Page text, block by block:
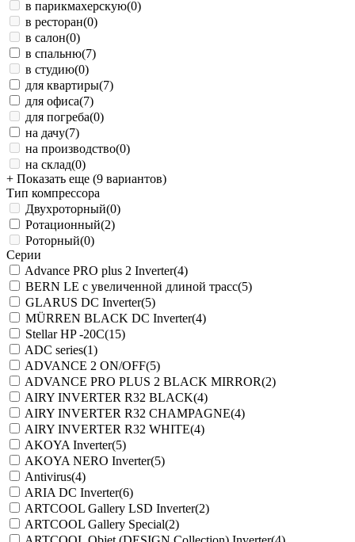
в парикмахерскую(0)
в ресторан(0)
в салон(0)
в спальню(7)
в студию(0)
для квартиры(7)
для офиса(7)
для погреба(0)
на дачу(7)
на производство(0)
на склад(0)
+ Показать еще (9 вариантов)
Тип компрессора
Двухроторный(0)
Ротационный(2)
Роторный(0)
Серии
Advance PRO plus 2 Inverter(4)
BERN LE с увеличенной длиной трасс(5)
GLARUS DC Inverter(5)
MÜRREN BLACK DC Inverter(4)
Stellar HP -20С(15)
ADC series(1)
ADVANCE 2 ON/OFF(5)
ADVANCE PRO PLUS 2 BLACK MIRROR(2)
AIRY INVERTER R32 BLACK(4)
AIRY INVERTER R32 CHAMPAGNE(4)
AIRY INVERTER R32 WHITE(4)
AKOYA Inverter(5)
AKOYA NERO Inverter(5)
Antivirus(4)
ARIA DC Inverter(6)
ARTCOOL Gallery LSD Inverter(2)
ARTCOOL Gallery Special(2)